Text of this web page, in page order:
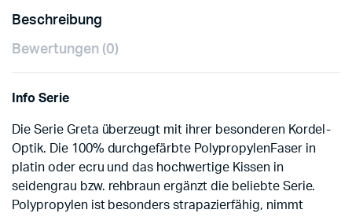
Beschreibung
Bewertungen (0)
Info Serie
Die Serie Greta überzeugt mit ihrer besonderen Kordel-
Optik. Die 100% durchgefärbte Polypropylen­Faser in
platin oder ecru und das hochwertige Kissen in
seidengrau bzw. rehbraun ergänzt die beliebte Serie.
Polypropylen ist besonders strapazierfähig, nimmt